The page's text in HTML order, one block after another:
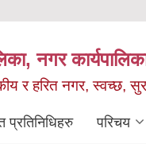
नगर
र हरित नगर, स्वच्छ,
प्रतिनिधिहरु परिचय